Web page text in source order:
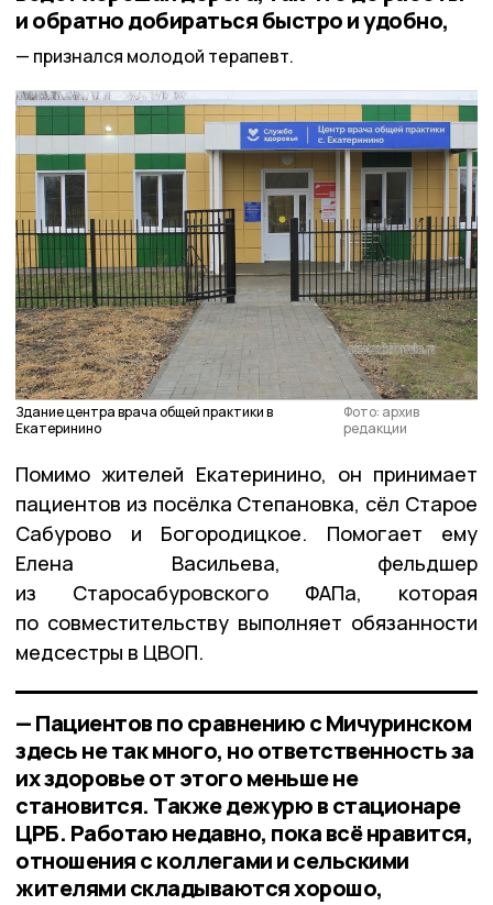
и обратно добираться быстро и удобно,
признался молодой терапевт.
Здание центра врача общей практики в
Екатеринино
Фото: архив
редакции
Помимо жителей Екатеринино, он принимает
пациентов из посёлка Степановка, сёл Старое
Сабурово и Богородицкое. Помогает ему
Елена Васильева, фельдшер
из Старосабуровского ФАПа, которая
по совместительству выполняет обязанности
медсестры в ЦВОП.
— Пациентов по сравнению с Мичуринском
здесь не так много, но ответственность за
их здоровье от этого меньше не
становится. Также дежурю в стационаре
ЦРБ. Работаю недавно, пока всё нравится,
отношения с коллегами и сельскими
жителями складываются хорошо,